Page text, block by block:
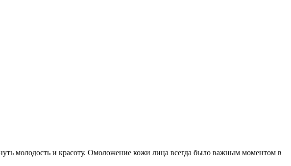
молодость и красоту. Омоложение кожи лица всегда было важным моментом в